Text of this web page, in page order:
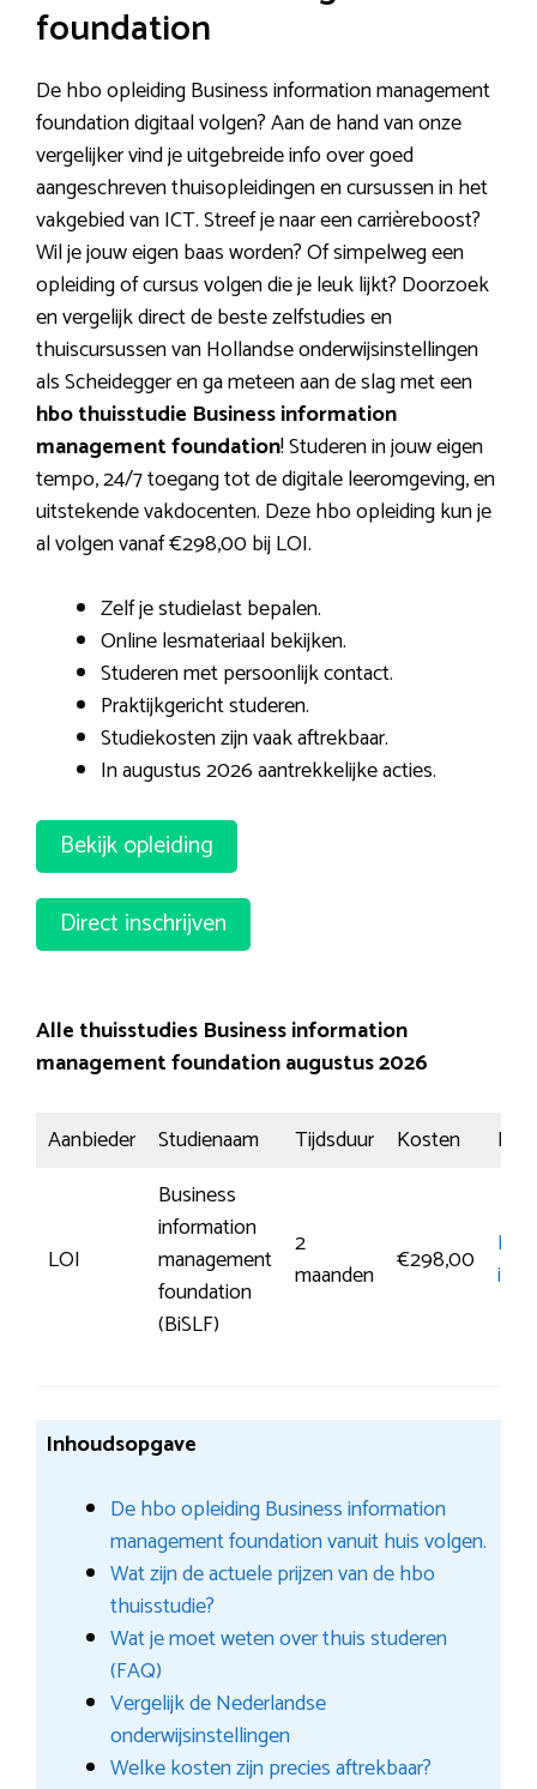
foundation
De hbo opleiding Business information management
foundation digitaal volgen? Aan de hand van onze
vergelijker vind je uitgebreide info over goed
aangeschreven thuisopleidingen en cursussen in het
vakgebied van ICT. Streef je naar een carrièreboost?
Wil je jouw eigen baas worden? Of simpelweg een
opleiding of cursus volgen die je leuk lijkt? Doorzoek
en vergelijk direct de beste zelfstudies en
thuiscursussen van Hollandse onderwijsinstellingen
als Scheidegger en ga meteen aan de slag met een
hbo thuisstudie Business information
management foundation! Studeren in jouw eigen
tempo, 24/7 toegang tot de digitale leeromgeving, en
uitstekende vakdocenten. Deze hbo opleiding kun je
al volgen vanaf €298,00 bij LOI.
Zelf je studielast bepalen.
Online lesmateriaal bekijken.
Studeren met persoonlijk contact.
Praktijkgericht studeren.
Studiekosten zijn vaak aftrekbaar.
In augustus 2026 aantrekkelijke acties.
Bekijk opleiding
Direct inschrijven
Alle thuisstudies Business information
management foundation augustus 2026
Aanbieder Studienaam Tijdsduur Kosten
LOI
Business
information
management
foundation
(BiSLF)
2
maanden
€298,00
Inhoudsopgave
De hbo opleiding Business information
management foundation vanuit huis volgen.
Wat zijn de actuele prijzen van de hbo
thuisstudie?
Wat je moet weten over thuis studeren
(FAQ)
Vergelijk de Nederlandse
onderwijsinstellingen
Welke kosten zijn precies aftrekbaar?